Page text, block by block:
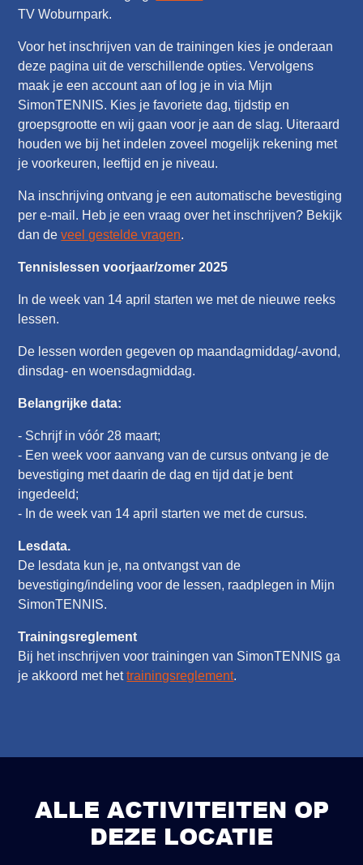
TV Woburnpark.
Voor het inschrijven van de trainingen kies je onderaan
deze pagina uit de verschillende opties. Vervolgens
maak je een account aan of log je in via Mijn
SimonTENNIS. Kies je favoriete dag, tijdstip en
groepsgrootte en wij gaan voor je aan de slag. Uiteraard
houden we bij het indelen zoveel mogelijk rekening met
je voorkeuren, leeftijd en je niveau.
Na inschrijving ontvang je een automatische bevestiging
per e-mail. Heb je een vraag over het inschrijven? Bekijk
dan deveel gestelde vragen.
Tennislessen voorjaar/zomer 2025
In de week van 14 april starten we met de nieuwe reeks
lessen.
De lessen worden gegeven op maandagmiddag/-avond,
dinsdag- en woensdagmiddag.
Belangrijke data:
- Schrijf in vóór 28 maart;
- Een week voor aanvang van de cursus ontvang je de
bevestiging met daarin de dag en tijd dat je bent
ingedeeld;
- In de week van 14 april starten we met de cursus.
Lesdata.
De lesdata kun je, na ontvangst van de
bevestiging/indeling voor de lessen, raadplegen in Mijn
SimonTENNIS.
Trainingsreglement
Bij het inschrijven voor trainingen van SimonTENNIS ga
je akkoord met hettrainingsreglement.
ALLE ACTIVITEITEN OP
DEZE LOCATIE